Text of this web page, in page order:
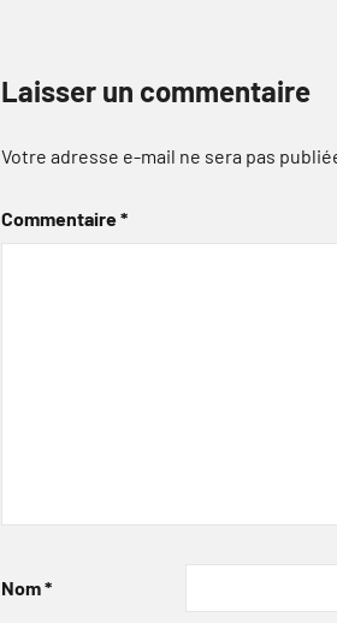
Laisser un commentaire
Votre adresse e-mail ne sera pas
Commentaire*
Nom*